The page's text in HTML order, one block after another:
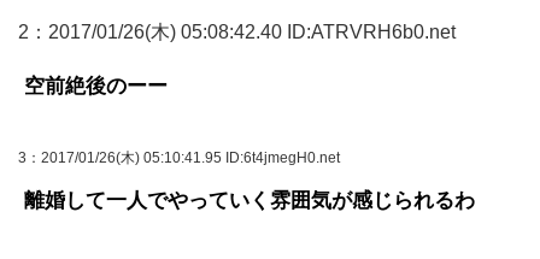
2 ：2017/01/26(木) 05:08:42.40 ID:ATRVRH6b0.net
空前絶後のーー
3 ：2017/01/26(木) 05:10:41.95 ID:6t4jmegH0.net
離婚して一人でやっていく雰囲気が感じられるわ